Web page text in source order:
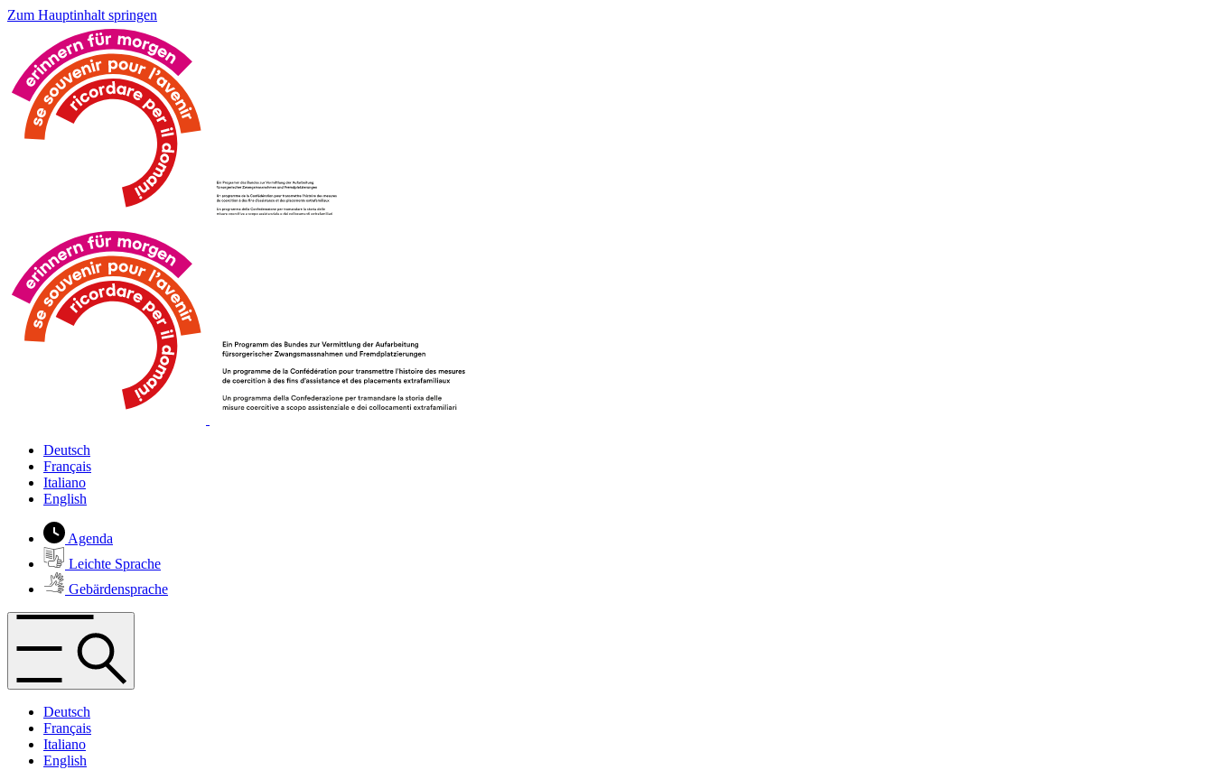
Zum Hauptinhalt springen
Deutsch
Français
Italiano
English
Agenda
Leichte Sprache
Gebärdensprache
Deutsch
Français
Italiano
English